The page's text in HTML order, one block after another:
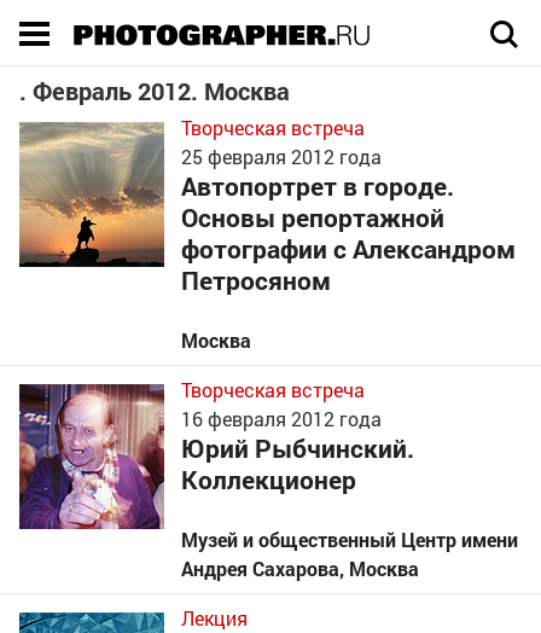
. Февраль 2012. Москва
Творческая встреча
25февраля 2012 года
Автопортрет в городе.
Основы репортажной
фотографии с Александром
Петросяном
Москва
Творческая встреча
16февраля 2012 года
Юрий Рыбчинский.
Kоллекционер
Музей и общественный Центр имени
Андрея Сахарова, Москва
Лекция